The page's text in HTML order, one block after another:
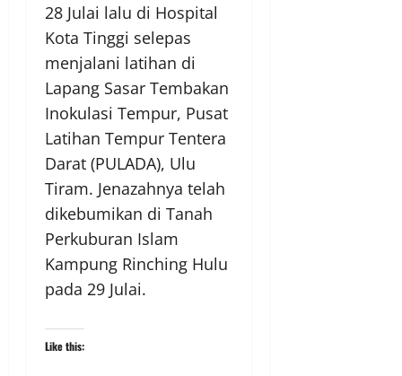
28 Julai lalu di Hospital
Kota Tinggi selepas
menjalani latihan di
Lapang Sasar Tembakan
Inokulasi Tempur, Pusat
Latihan Tempur Tentera
Darat (PULADA), Ulu
Tiram. Jenazahnya telah
dikebumikan di Tanah
Perkuburan Islam
Kampung Rinching Hulu
pada 29 Julai.
Like this: